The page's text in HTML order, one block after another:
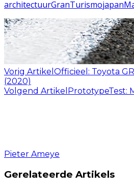
architectuurGranTurismojapan
Vorig Artikel Officieel: Toyota
(2020)
Volgend Artikel PrototypeTest:
Pieter Ameye
Gerelateerde Artikels